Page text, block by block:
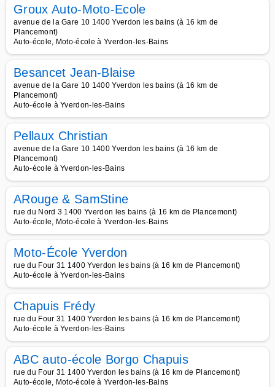
Groux Auto-Moto-Ecole
avenue de la Gare 10 1400 Yverdon les bains (à 16 km de
Plancemont)
Auto-école, Moto-école à Yverdon-les-Bains
Besancet Jean-Blaise
avenue de la Gare 10 1400 Yverdon les bains (à 16 km de
Plancemont)
Auto-école à Yverdon-les-Bains
Pellaux Christian
avenue de la Gare 10 1400 Yverdon les bains (à 16 km de
Plancemont)
Auto-école à Yverdon-les-Bains
ARouge & SamStine
rue du Nord 3 1400 Yverdon les bains (à 16 km de Plancemont)
Auto-école, Moto-école à Yverdon-les-Bains
Moto-École Yverdon
rue du Four 31 1400 Yverdon les bains (à 16 km de Plancemont)
Auto-école à Yverdon-les-Bains
Chapuis Frédy
rue du Four 31 1400 Yverdon les bains (à 16 km de Plancemont)
Auto-école à Yverdon-les-Bains
ABC auto-école Borgo Chapuis
rue du Four 31 1400 Yverdon les bains (à 16 km de Plancemont)
Auto-école, Moto-école à Yverdon-les-Bains